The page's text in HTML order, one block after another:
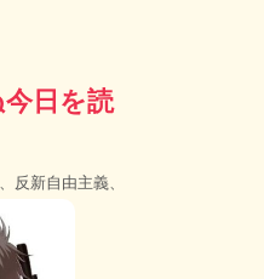
日を読
反新自由主義、